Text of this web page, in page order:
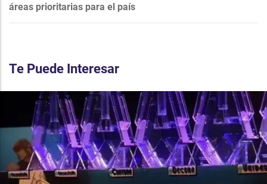
áreas prioritarias para el país
Te Puede Interesar